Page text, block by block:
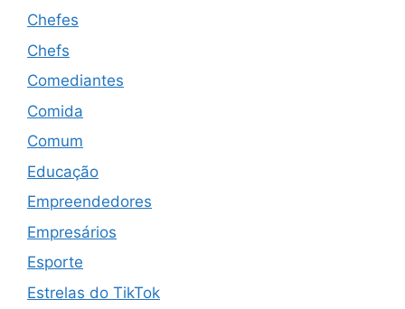
Chefes
Chefs
Comediantes
Comida
Comum
Educação
Empreendedores
Empresários
Esporte
Estrelas do TikTok